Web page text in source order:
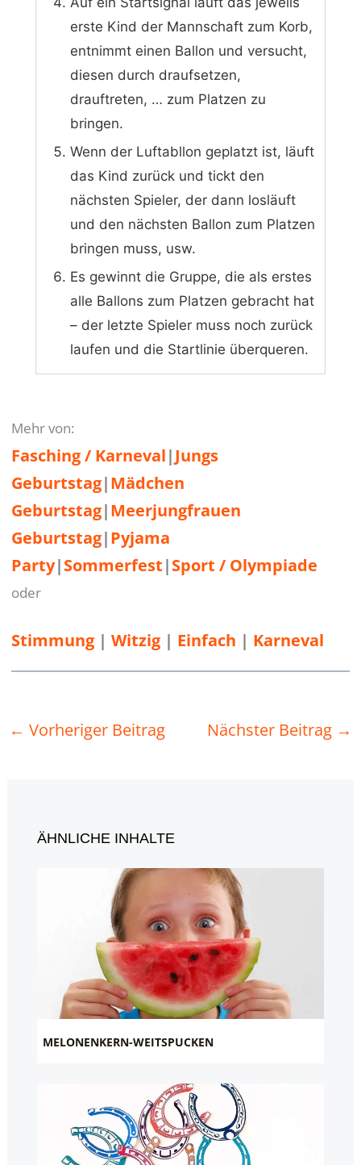
erste Kind der Mannschaft zum Korb,
entnimmt einen Ballon und versucht,
diesen durch draufsetzen,
drauftreten, … zum Platzen zu
bringen.
Wenn der Luftabllon geplatzt ist, läuft
das Kind zurück und tickt den
nächsten Spieler, der dann losläuft
und den nächsten Ballon zum Platzen
bringen muss, usw.
Es gewinnt die Gruppe, die als erstes
alle Ballons zum Platzen gebracht hat
– der letzte Spieler muss noch zurück
laufen und die Startlinie überqueren.
Mehr von:
Fasching / Karneval|Jungs
Geburtstag|Mädchen
Geburtstag|Meerjungfrauen
Geburtstag|Pyjama
Party|Sommerfest|Sport / Olympiade
oder
Stimmung | Witzig | Einfach | Karneval
← Vorheriger Beitrag Nächster Beitrag →
ÄHNLICHE INHALTE
MELONENKERN-WEITSPUCKEN